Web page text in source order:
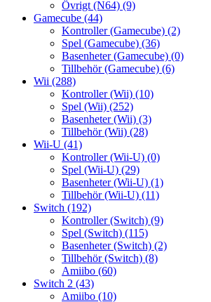
Övrigt (N64) (9)
Gamecube (44)
Kontroller (Gamecube) (2)
Spel (Gamecube) (36)
Basenheter (Gamecube) (0)
Tillbehör (Gamecube) (6)
Wii (288)
Kontroller (Wii) (10)
Spel (Wii) (252)
Basenheter (Wii) (3)
Tillbehör (Wii) (28)
Wii-U (41)
Kontroller (Wii-U) (0)
Spel (Wii-U) (29)
Basenheter (Wii-U) (1)
Tillbehör (Wii-U) (11)
Switch (192)
Kontroller (Switch) (9)
Spel (Switch) (115)
Basenheter (Switch) (2)
Tillbehör (Switch) (8)
Amiibo (60)
Switch 2 (43)
Amiibo (10)